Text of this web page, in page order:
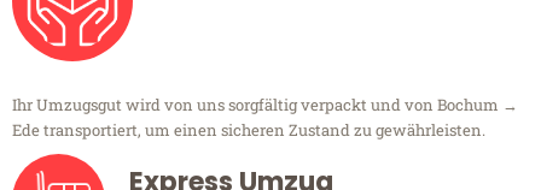
Ihr Umzugsgut wird von uns sorgfältig verpackt und von Bochum →
Ede transportiert, um einen sicheren Zustand zu gewährleisten.